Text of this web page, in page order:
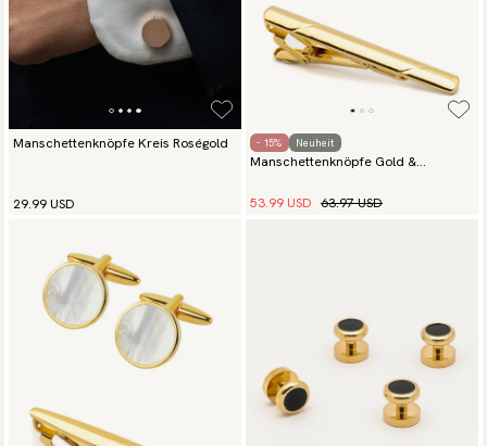
Manschettenknöpfe Kreis Roségold
29.99 USD
- 15% Neuheit
Manschettenknöpfe Gold &
53.99 USD 63.97 USD